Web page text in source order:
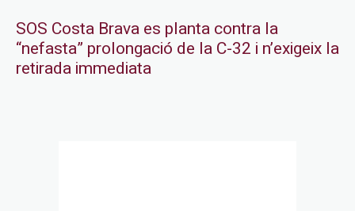
SOS Costa Brava es planta contra la
“nefasta” prolongació de la C-32 i n’exigeix la
retirada immediata